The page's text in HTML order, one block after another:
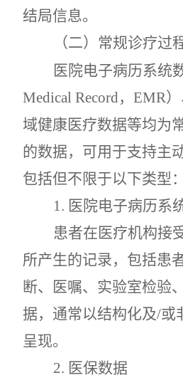
结局信息。
（二）常规诊疗过
医院电子病历系统
Medical Record，EMR
域健康医疗数据等均为
的数据，可用于支持主
包括但不限于以下类型：
1. 医院电子病历系
患者在医疗机构接
所产生的记录，包括患
断、医嘱、实验室检验
据，通常以结构化及/或
呈现。
2. 医保数据